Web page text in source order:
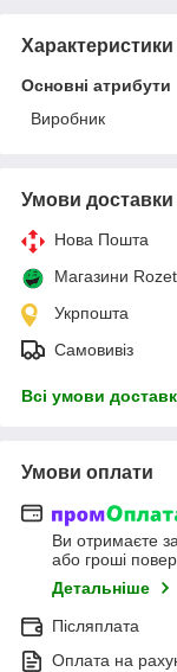
Характеристики
Основні атрибути
Виробник
Умови доставки
Нова Пошта
Магазини
Укрпошта
Самовивіз
Всі умови
Умови оплати
Ви отримаєте
або гроші
Детальніше
Післяплата
Оплата на